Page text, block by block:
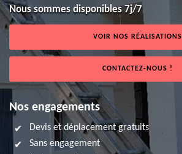
Nous sommes disponibles 7j/7
VOIR NOS RÉALISATIONS
CONTACTEZ-NOUS !
Nos engagements
Devis et déplacement gratuits
Sans engagement